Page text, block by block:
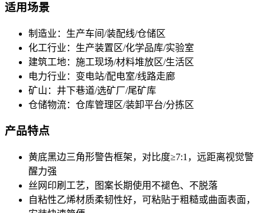
适用场景
制造业：生产车间/装配线/仓储区
化工行业：生产装置区/化学品库/实验室
建筑工地：施工现场/材料堆放区/生活区
电力行业：变电站/配电室/线路走廊
矿山：井下巷道/选矿厂/尾矿库
仓储物流：仓库管理区/装卸平台/分拣区
产品特点
黄底黑边三角形警告框架，对比度≥7:1，远距离视觉警
醒力强
丝网印刷工艺，图案长期使用不褪色、不脱落
自粘性乙烯材质柔韧性好，可粘贴于粗糙或曲面表面，